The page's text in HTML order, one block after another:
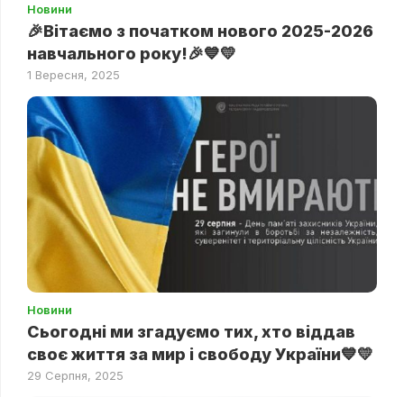
Новини
🎉Вітаємо з початком нового 2025-2026
навчального року!🎉💙💛
1 Вересня, 2025
Новини
Сьогодні ми згадуємо тих, хто віддав
своє життя за мир і свободу України💙💛
29 Серпня, 2025